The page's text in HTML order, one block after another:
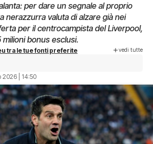
per dare un segnale al proprio
nerazzurra valuta di alzare già nei
per il centrocampista del Liverpool,
bonus esclusi.
tra le tue fonti preferite vedi tutte
2026 | 14:50